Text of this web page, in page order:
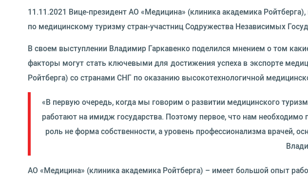
11.11.2021 Вице-президент АО «Медицина» (клиника академика
по медицинскому туризму стран-участниц Содружества Независимых
В своем выступлении Владимир Гаркавенко поделился мнением о том
факторы могут стать ключевыми для достижения успеха в экспорте
Ройтберга) со странами СНГ по оказанию высокотехнологичной
«В первую очередь, когда мы говорим о развитии медицинского
работают на имидж государства. Поэтому первое, что нам необходимо
роль не форма собственности, а уровень профессионализма врачей,
АО «Медицина» (клиника академика Ройтберга) – имеет большой опыт